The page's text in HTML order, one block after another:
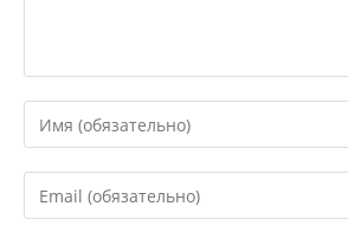
Введите
свое
имя
или
Введите
свой